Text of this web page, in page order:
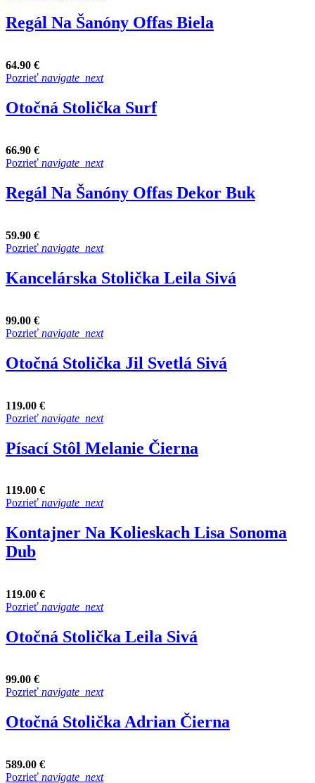
Regál Na Šanóny Offas Biela
64.90 €
Pozrieť navigate_next
Otočná Stolička Surf
66.90 €
Pozrieť navigate_next
Regál Na Šanóny Offas Dekor Buk
59.90 €
Pozrieť navigate_next
Kancelárska Stolička Leila Sivá
99.00 €
Pozrieť navigate_next
Otočná Stolička Jil Svetlá Sivá
119.00 €
Pozrieť navigate_next
Písací Stôl Melanie Čierna
119.00 €
Pozrieť navigate_next
Kontajner Na Kolieskach Lisa Sonoma
Dub
119.00 €
Pozrieť navigate_next
Otočná Stolička Leila Sivá
99.00 €
Pozrieť navigate_next
Otočná Stolička Adrian Čierna
589.00 €
Pozrieť navigate_next